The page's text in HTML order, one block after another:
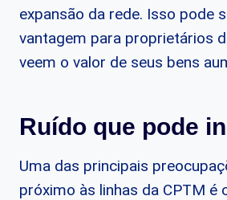
expansão da rede. Isso pode
vantagem para proprietários
veem o valor de seus bens
Ruído que pode
Uma das principais
próximo às linhas da CPTM é